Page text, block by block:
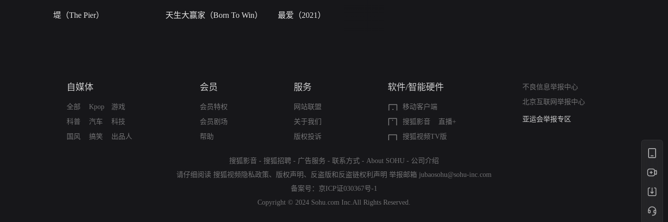
堤（The Pier） 天生大赢家（Born To Win） 最爱（2021）
自媒体
全部
科普
国风
Kpop
汽车
搞笑
游戏
科技
出品人
会员
会员特权
会员剧场
帮助
服务
网站联盟
关于我们
版权投诉
软件/智能硬件
移动客户端
搜狐影音
直播+
搜狐视频TV版
不良信息举报中心
北京互联网举报中心
算法推荐专项举报
亚运会举报专区
搜狐影音 - 搜狐招聘 - 广告服务 - 联系方式 - About SOHU - 公司介绍
请仔细阅读 搜狐视频隐私政策、 版权声明 、 反盗版和反盗链权利声明 举报邮箱 jubaosohu@sohu-inc.com
备案号： 京ICP证030367号-1
Copyright © 2024 Sohu.com Inc.All Rights Reserved.